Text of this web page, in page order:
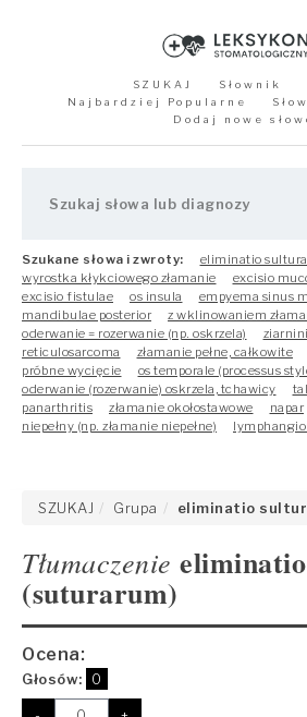
SZUKAJ Słownik
Najbardziej Popularne
Dodaj nowe
Szukane słowa i zwroty:
eliminatio
wyrostka kłykciowego złamanie
excisio
excisio fistulae
os insula
empyema sinus
mandibulae posterior
z wklinowaniem
oderwanie = rozerwanie (np. oskrzela)
reticulosarcoma
złamanie pełne, całkowite
próbne wycięcie
os temporale (processus
oderwanie (rozerwanie) oskrzela, tchawicy
panarthritis
złamanie okołostawowe
napar
niepełny (np. złamanie niepełne)
SZUKAJ Grupa eliminatio
Tłumaczenie
(suturarum)
Ocena:
Głosów: 0